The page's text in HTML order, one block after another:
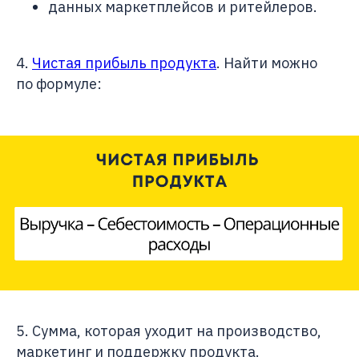
данных маркетплейсов и ритейлеров.
4. Чистая прибыль продукта. Найти можно
по формуле:
5. Сумма, которая уходит на производство,
маркетинг и поддержку продукта.